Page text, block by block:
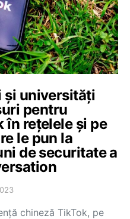
și universități
pentru
în rețelele și pe
le pun la
de securitate a
chineză TikTok, pe